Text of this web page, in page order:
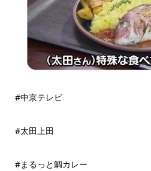
#中京テレビ
#太田上田
#まるっと鯛カレー